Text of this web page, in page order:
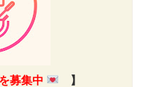
募集中 】